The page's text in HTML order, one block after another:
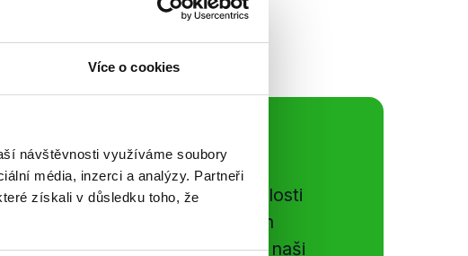
Více o cookies
návštěvnosti využíváme soubory
média, inzerci a analýzy. Partneři
získali v důsledku toho, že
Sociální sítě
Nenechte si ujít nejnovější události
z Demagog.cz. Sdílením našich
příspěvků přátelům podpoříte naši